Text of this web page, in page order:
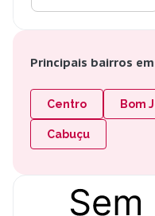
Principais bairros
Centro Bom
Cabuçu